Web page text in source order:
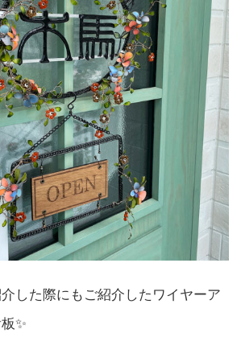
した際にもご紹介したワイヤーア
✨